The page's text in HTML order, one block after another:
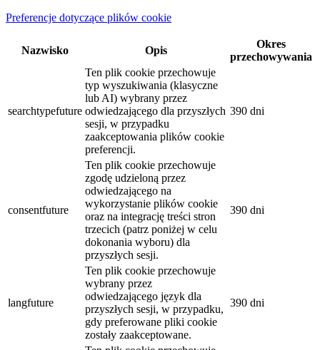
Preferencje dotyczące plików cookie
Nazwisko Opis
Okres
przechowywania
searchtypefuture
Ten plik cookie przechowuje
typ wyszukiwania (klasyczne
lub AI) wybrany przez
odwiedzającego dla przyszłych
sesji, w przypadku
zaakceptowania plików cookie
preferencji.
390 dni
consentfuture
Ten plik cookie przechowuje
zgodę udzieloną przez
odwiedzającego na
wykorzystanie plików cookie
oraz na integrację treści stron
trzecich (patrz poniżej w celu
dokonania wyboru) dla
przyszłych sesji.
390 dni
langfuture
Ten plik cookie przechowuje
wybrany przez
odwiedzającego język dla
przyszłych sesji, w przypadku,
gdy preferowane pliki cookie
zostały zaakceptowane.
390 dni